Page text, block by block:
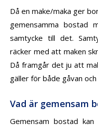
Då en make/maka ger
gemensamma bostad
samtycke till det.
räcker med att maken
Då framgår det ju att
gäller för både gåvan
Vad är gemensam
Gemensam bostad